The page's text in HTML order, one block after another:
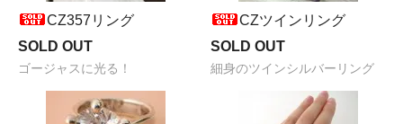
CZ357リング
SOLD OUT
ゴージャスに光る！
CZツインリング
SOLD OUT
細身のツインシルバーリング